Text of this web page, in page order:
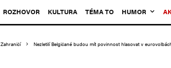
ROZHOVOR KULTURA TÉMA TO HUMOR
Zahraničí Nezletilí Belgičané budou mít povinnost hlasovat v